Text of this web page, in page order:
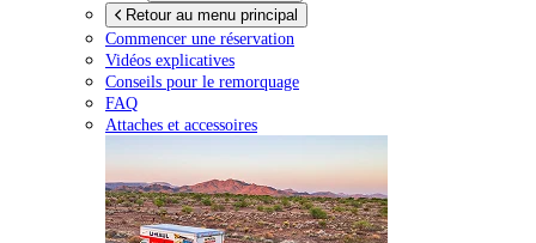
Retour au menu principal
Commencer une réservation
Vidéos explicatives
Conseils pour le remorquage
FAQ
Attaches et accessoires